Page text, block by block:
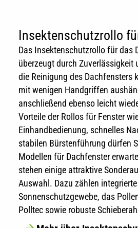
Insektenschutzrollo
Das Insektenschutzrollo für das
überzeugt durch Zuverlässigkeit
die Reinigung des Dachfensters
mit wenigen Handgriffen
anschließend ebenso leicht
Vorteile der Rollos für Fenster
Einhandbedienung, schnelles
stabilen Bürstenführung dürfen
Modellen für Dachfenster
stehen einige attraktive
Auswahl. Dazu zählen
Sonnenschutzgewebe, das
Polltec sowie robuste